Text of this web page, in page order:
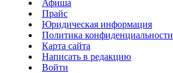
Афиша
Прайс
Юридическая информация
Политика конфиденциальности
Карта сайта
Написать в редакцию
Войти